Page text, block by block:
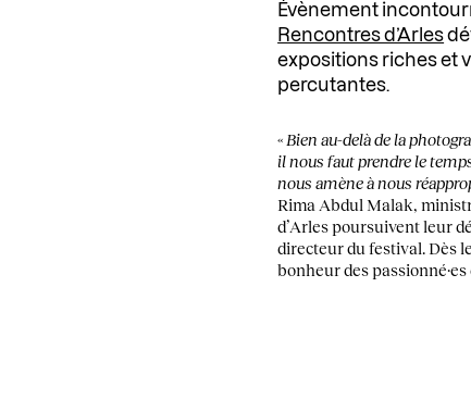
Évènement
Rencontres d’Arles
expositions riches et
percutantes.
« Bien au-delà de la
il nous faut prendre le
nous amène à nous
Rima Abdul Malak,
d’Arles poursuivent leur
directeur du festival. Dès
bonheur des